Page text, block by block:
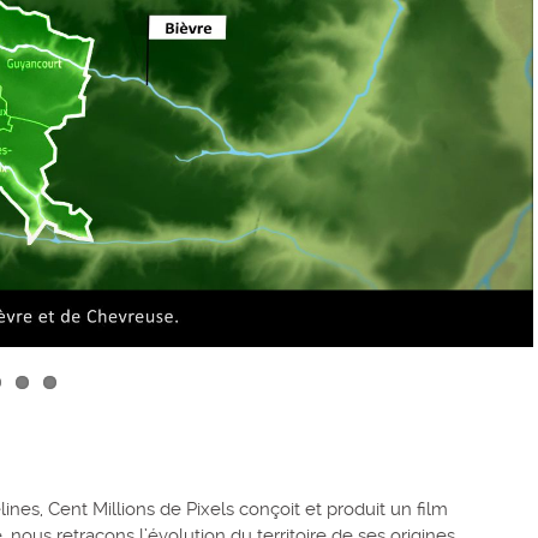
Cent Millions de Pixels conçoit et produit un film